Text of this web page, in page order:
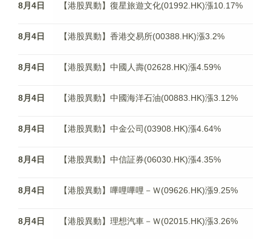
8月4日 【港股異動】復星旅遊文化(01992.HK)漲10.17%
8月4日 【港股異動】香港交易所(00388.HK)漲3.2%
8月4日 【港股異動】中國人壽(02628.HK)漲4.59%
8月4日 【港股異動】中國海洋石油(00883.HK)漲3.12%
8月4日 【港股異動】中金公司(03908.HK)漲4.64%
8月4日 【港股異動】中信証券(06030.HK)漲4.35%
8月4日 【港股異動】嗶哩嗶哩－Ｗ(09626.HK)漲9.25%
8月4日 【港股異動】理想汽車－Ｗ(02015.HK)漲3.26%